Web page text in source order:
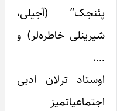
پئنجک” (آجیلی،
شیرینلی خاطره‌لر) و
….
اوستاد ترلان ادبی
اجتماعیاتمیز